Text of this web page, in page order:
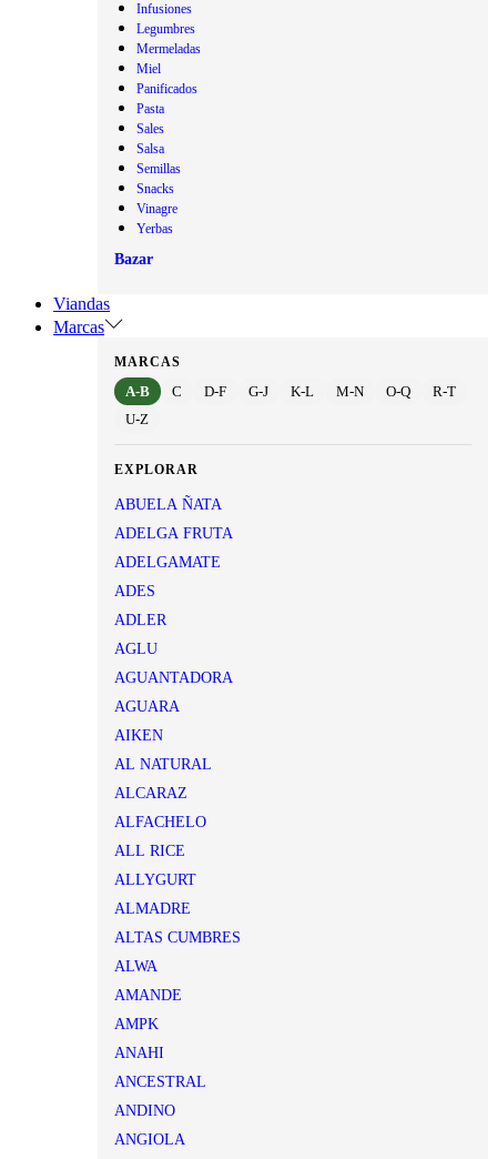
Infusiones
Legumbres
Mermeladas
Miel
Panificados
Pasta
Sales
Salsa
Semillas
Snacks
Vinagre
Yerbas
Bazar
Viandas
Marcas
MARCAS
A-B C D-F G-J K-L M-N O-Q
R-T
U-Z
EXPLORAR
ABUELA ÑATA
ADELGA FRUTA
ADELGAMATE
ADES
ADLER
AGLU
AGUANTADORA
AGUARA
AIKEN
AL NATURAL
ALCARAZ
ALFACHELO
ALL RICE
ALLYGURT
ALMADRE
ALTAS CUMBRES
ALWA
AMANDE
AMPK
ANAHI
ANCESTRAL
ANDINO
ANGIOLA